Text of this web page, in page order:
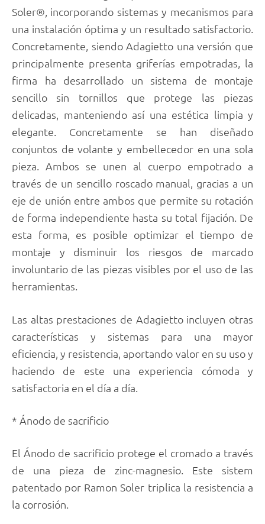
Soler®, incorporando sistemas y mecanismos para
una instalación óptima y un resultado satisfactorio.
Concretamente, siendo Adagietto una versión que
principalmente presenta griferías empotradas, la
firma ha desarrollado un sistema de montaje
sencillo sin tornillos que protege las piezas
delicadas, manteniendo así una estética limpia y
elegante. Concretamente se han diseñado
conjuntos de volante y embellecedor en una sola
pieza. Ambos se unen al cuerpo empotrado a
través de un sencillo roscado manual, gracias a un
eje de unión entre ambos que permite su rotación
de forma independiente hasta su total fijación. De
esta forma, es posible optimizar el tiempo de
montaje y disminuir los riesgos de marcado
involuntario de las piezas visibles por el uso de las
herramientas.
Las altas prestaciones de Adagietto incluyen otras
características y sistemas para una mayor
eficiencia, y resistencia, aportando valor en su uso y
haciendo de este una experiencia cómoda y
satisfactoria en el día a día.
* Ánodo de sacrificio
El Ánodo de sacrificio protege el cromado a través
de una pieza de zinc-magnesio. Este sistem
patentado por Ramon Soler triplica la resistencia a
la corrosión.